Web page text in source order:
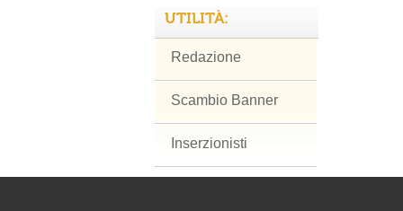
UTILITÀ:
Redazione
Scambio Banner
Inserzionisti